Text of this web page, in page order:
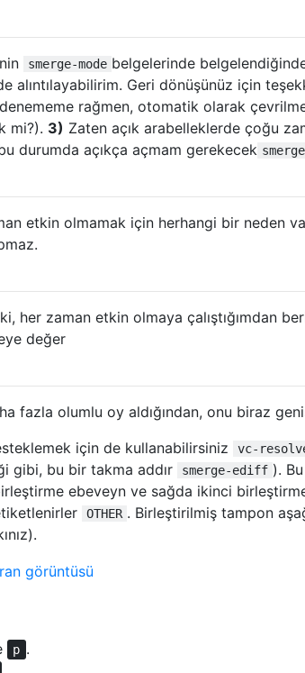
smerge-mode belgelerinde
alıntılayabilirim. Geri dönüşünüz için
rağmen, otomatik olarak
mi?). 3) Zaten açık arabelleklerde çoğu
durumda açıkça açmam gerekecek
etkin olmamak için herhangi bir neden
her zaman etkin olmaya çalıştığımdan
değer
fazla olumlu oy aldığından, onu biraz
için de kullanabilirsiniz
vc-
gibi, bu bir takma addır smerge-ediff ). Bu
ebeveyn ve sağda ikinci
OTHER . Birleştirilmiş tampon
p .